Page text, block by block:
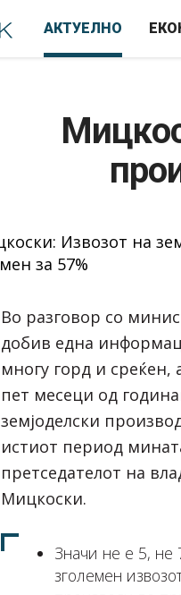
АКТУЕЛНО
Во разговор со
добив една
многу горд и среќен,
пет месеци од
земјоделски
истиот период
претседателот на
Мицкоски.
Значи не е 5, не
зголемен